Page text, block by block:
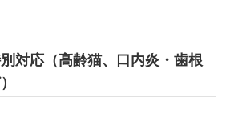
対応（高齢猫、口内炎・歯根